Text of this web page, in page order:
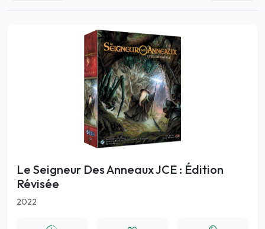
Le Seigneur Des Anneaux JCE : Édition
Révisée
2022